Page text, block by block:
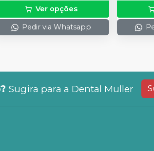
Ver opções
Pedir via Whatsapp
Sugira para a Dental Muller